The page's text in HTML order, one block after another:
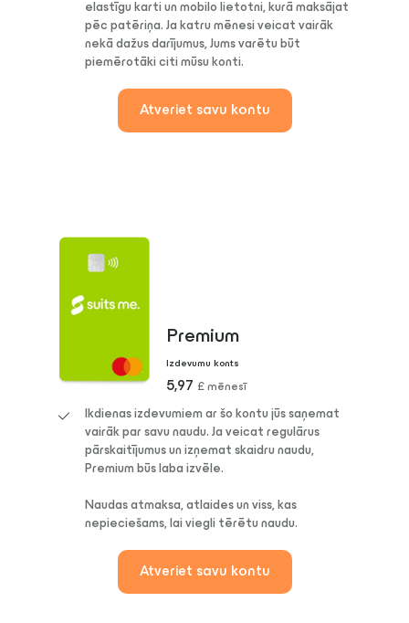
elastīgu karti un mobilo lietotni, kurā maksājat
pēc patēriņa. Ja katru mēnesi veicat vairāk
nekā dažus darījumus, Jums varētu būt
piemērotāki citi mūsu konti.
Atveriet savu kontu
Premium
Izdevumu konts
5,97 £ mēnesī
Ikdienas izdevumiem ar šo kontu jūs saņemat
vairāk par savu naudu. Ja veicat regulārus
pārskaitījumus un izņemat skaidru naudu,
Premium būs laba izvēle.
Naudas atmaksa, atlaides un viss, kas
nepieciešams, lai viegli tērētu naudu.
Atveriet savu kontu